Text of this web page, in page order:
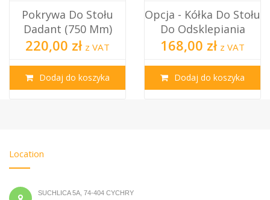
Pokrywa Do Stołu
Dadant (750 Mm)
220,00 zł z VAT
Dodaj do koszyka
Opcja - Kółka Do Stołu
Do Odsklepiania
168,00 zł z VAT
Dodaj do koszyka
Location
SUCHLICA 5A, 74-404 CYCHRY